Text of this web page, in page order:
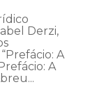
Derzi,
A
A